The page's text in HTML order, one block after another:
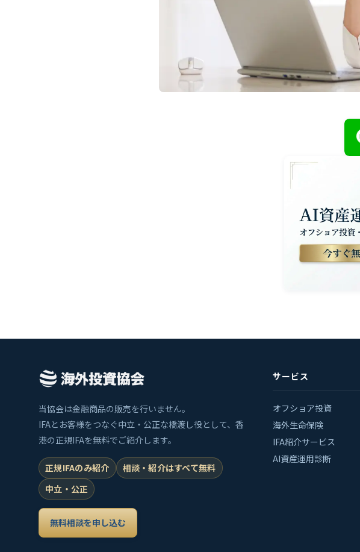
当協会は金融商品の販売を行いません。
IFAとお客様をつなぐ中立・公正な橋渡し役として、香
港の正規IFAを無料でご紹介します。
正規IFAのみ紹介
相談・紹介はすべて無料
中立・公正
無料相談を申し込む
サービス
オフショア投資
海外生命保険
IFA紹介サービス
AI資産運用診断